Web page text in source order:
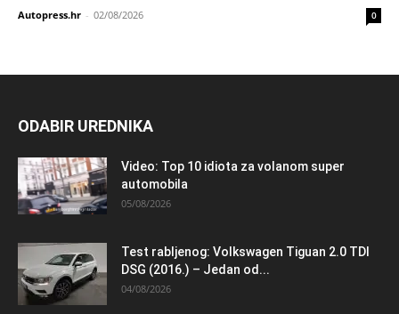
Autopress.hr - 02/08/2026 0
ODABIR UREDNIKA
Video: Top 10 idiota za volanom super
automobila
05/08/2026
Test rabljenog: Volkswagen Tiguan 2.0 TDI
DSG (2016.) – Jedan od...
04/08/2026